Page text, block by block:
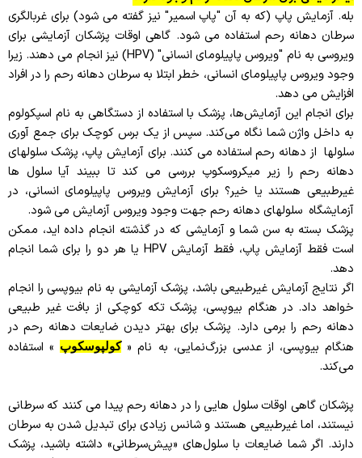
بله. آزمایش پاپ (که به آن "پاپ اسمیر" نیز گفته می شود) برای غربالگری
سرطان دهانه رحم استفاده می شود. گاهی اوقات پزشکان آزمایشی برای
ویروسی به نام "ویروس پاپیلومای انسانی" (HPV) نیز انجام می دهند. زیرا
وجود ویروس پاپیلومای انسانی، خطر ابتلا به سرطان دهانه رحم را در افراد
افزایش می دهد.
برای انجام این آزمایش‌ها، پزشک با استفاده از دستگاهی به نام اسپکولوم
به داخل واژن شما نگاه می‌کند. سپس از یک برس کوچک برای جمع آوری
سلولها از دهانه رحم استفاده می کنند. برای آزمایش پاپ، پزشک سلولهای
دهانه رحم را زیر میکروسکوپ بررسی می کند تا ببیند آیا سلول ها
غیرطبیعی هستند یا خیر؟ برای آزمایش ویروس پاپیلومای انسانی، در
آزمایشگاه سلولهای دهانه رحم جهت وجود ویروس آزمایش می شود.
پزشک بسته به سن شما و آزمایشی که در گذشته انجام داده اید، ممکن
است فقط آزمایش پاپ، فقط آزمایش HPV یا هر دو را برای شما انجام
دهد.
اگر نتایج آزمایش غیرطبیعی باشد، پزشک آزمایشی به نام بیوپسی را انجام
خواهد داد. در هنگام بیوپسی، پزشک تکه کوچکی از بافت غیر طبیعی
دهانه رحم را برمی دارد. پزشک برای بهتر دیدن ضایعات دهانه رحم در
هنگام بیوپسی، از عدسی بزرگ‌نمایی، به نام «کولپوسکوپ » استفاده
می‌کند.
پزشکان گاهی اوقات سلول هایی را در دهانه رحم پیدا می کنند که سرطانی
نیستند، اما غیرطبیعی هستند و شانس زیادی برای تبدیل شدن به سرطان
دارند. اگر شما ضایعات با سلول‌های «پیش‌سرطانی» داشته باشید، پزشک